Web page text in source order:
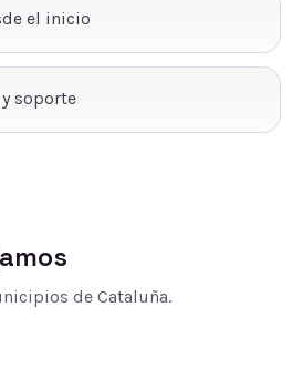
el inicio
soporte
de Cataluña.